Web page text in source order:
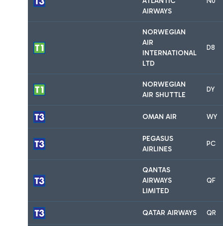
AIRWAYS
NORWEGIAN
AIR
INTERNATIONAL
LTD
D8
NORWEGIAN
AIR SHUTTLE
DY
OMAN AIR WY
PEGASUS
AIRLINES
PC
QANTAS
AIRWAYS
LIMITED
QF
QATAR AIRWAYS QR